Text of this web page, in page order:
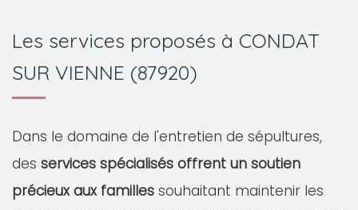
Les services proposés à CONDAT
SUR VIENNE (87920)
Dans le domaine de l'entretien de sépultures,
des services spécialisés offrent un soutien
précieux aux familles souhaitant maintenir les